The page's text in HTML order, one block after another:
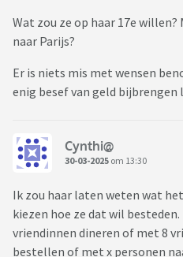
Wat zou ze op haar 17e
naar Parijs?
Er is niets mis met wensen
enig besef van geld
Cynthi@
30-03-2025 om 13:30
Ik zou haar laten weten wat
kiezen hoe ze dat wil
vriendinnen dineren of met 8
bestellen of met x personen